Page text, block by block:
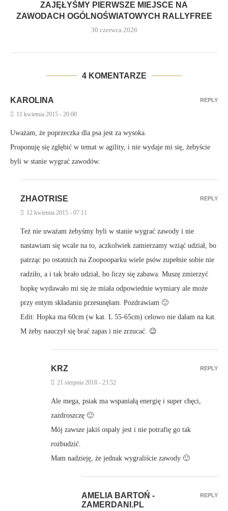
ZAJĘŁYŚMY PIERWSZE MIEJSCE NA
ZAWODACH OGÓLNOŚWIATOWYCH RALLYFREE
30 czerwca 2026
4 KOMENTARZE
KAROLINA
11 kwietnia 2015 - 20:00
Uważam, że poprzeczka dla psa jest za wysoka.
Proponuję się zgłębić w temat w agility, i nie wydaje mi się, żebyście
byli w stanie wygrać zawodów.
REPLY
ZHAOTRISE
12 kwietnia 2015 - 07:11
Też nie uważam żebyśmy byli w stanie wygrać zawody i nie
nastawiam się wcale na to, aczkolwiek zamierzamy wziąć udział, bo
patrząc po ostatnich na Zoopooparku wiele psów zupełnie sobie nie
radziło, a i tak brało udział, bo liczy się zabawa. Muszę zmierzyć
hopkę wydawało mi się że miała odpowiednie wymiary ale może
przy entym składaniu przesunęłam. Pozdrawiam 🙂
Edit: Hopka ma 60cm (w kat. L 55-65cm) celowo nie dałam na kat.
M żeby nauczył się brać zapas i nie zrzucać. 😉
REPLY
KRZ
21 sierpnia 2018 - 23:52
Ale mega, psiak ma wspaniałą energię i super chęci,
zazdroszczę 🙂
Mój zawsze jakiś ospały jest i nie potrafię go tak
rozbudzić.
Mam nadzieję, że jednak wygraliście zawody 🙂
REPLY
AMELIA BARTOŃ -
ZAMERDANI.PL
REPLY